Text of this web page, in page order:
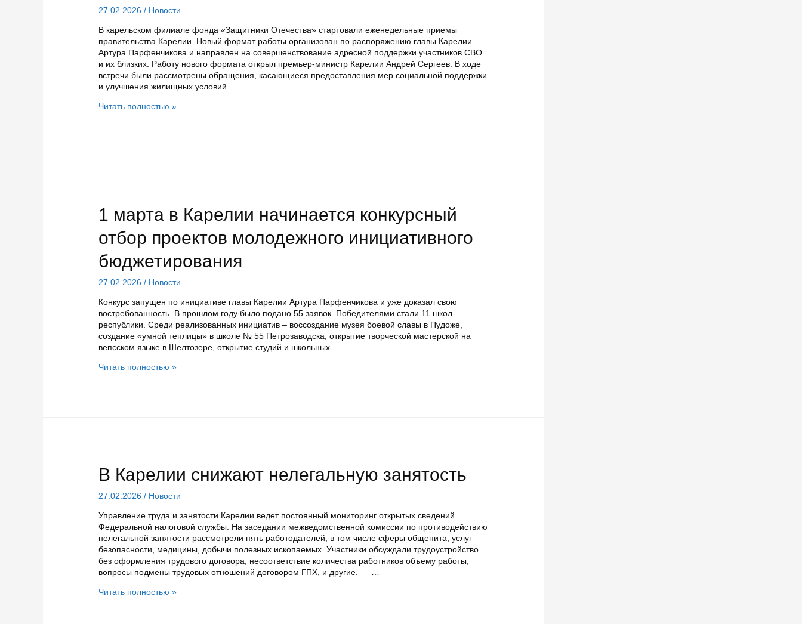
27.02.2026 / Новости
В карельском филиале фонда «Защитники Отечества» стартовали еженедельные приемы
правительства Карелии. Новый формат работы организован по распоряжению главы Карелии
Артура Парфенчикова и направлен на совершенствование адресной поддержки участников СВО
и их близких. Работу нового формата открыл премьер-министр Карелии Андрей Сергеев. В ходе
встречи были рассмотрены обращения, касающиеся предоставления мер социальной поддержки
и улучшения жилищных условий. …
Начались
их
родных
Читать полностью »
1 марта в Карелии начинается конкурсный
отбор проектов молодежного инициативного
бюджетирования
27.02.2026 / Новости
Конкурс запущен по инициативе главы Карелии Артура Парфенчикова и уже доказал свою
востребованность. В прошлом году было подано 55 заявок. Победителями стали 11 школ
республики. Среди реализованных инициатив – воссоздание музея боевой славы в Пудоже,
создание «умной теплицы» в школе № 55 Петрозаводска, открытие творческой мастерской на
вепсском языке в Шелтозере, открытие студий и школьных …
1
инициативного
бюджетирования
Читать полностью »
В Карелии снижают нелегальную занятость
27.02.2026 / Новости
Управление труда и занятости Карелии ведет постоянный мониторинг открытых сведений
Федеральной налоговой службы. На заседании межведомственной комиссии по противодействию
нелегальной занятости рассмотрели пять работодателей, в том числе сферы общепита, услуг
безопасности, медицины, добычи полезных ископаемых. Участники обсуждали трудоустройство
без оформления трудового договора, несоответствие количества работников объему работы,
вопросы подмены трудовых отношений договором ГПХ, и другие. — …
В
Читать полностью »